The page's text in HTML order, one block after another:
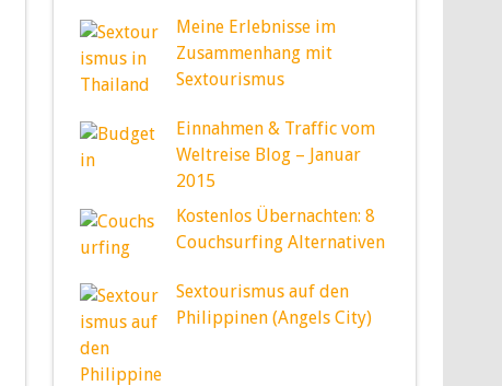
Meine Erlebnisse im
Zusammenhang mit
Sextourismus
Einnahmen & Traffic vom
Weltreise Blog – Januar
2015
Kostenlos Übernachten: 8
Couchsurfing Alternativen
Sextourismus auf den
Philippinen (Angels City)